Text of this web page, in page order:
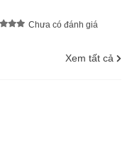
Chưa có đánh giá
Xem tất cả